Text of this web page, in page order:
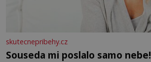
skutecnepribehy.cz
Souseda mi poslalo samo nebe!